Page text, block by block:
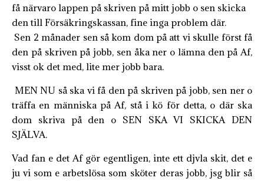
få närvaro lappen på skriven på mitt jobb o sen skicka
den till Försäkringskassan, fine inga problem där.
Sen 2 månader sen så kom dom på att vi skulle först få
den på skriven på jobb, sen åka ner o lämna den på Af,
visst ok det med, lite mer jobb bara.
MEN NU så ska vi få den på skriven på jobb, sen ner o
träffa en människa på Af, stå i kö för detta, o där ska
dom skriva på den o SEN SKA VI SKICKA DEN
SJÄLVA.
Vad fan e det Af gör egentligen, inte ett djvla skit, det e
ju vi som e arbetslösa som sköter deras jobb, jsg blir så